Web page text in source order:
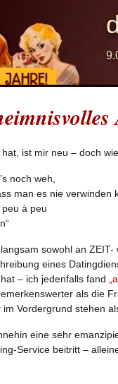
ist mir neu – doch
noch weh,
man es nie verwinden
à peu
sowohl an ZEIT-
eines
– ich jedenfalls fand
als die
Vordergrund stehen
eine sehr
Service beitritt –